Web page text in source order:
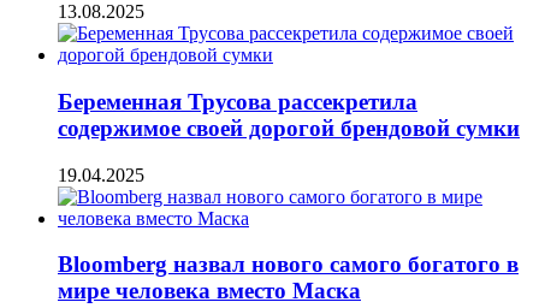
13.08.2025
Беременная Трусова рассекретила
содержимое своей дорогой брендовой сумки
19.04.2025
Bloomberg назвал нового самого богатого в
мире человека вместо Маска